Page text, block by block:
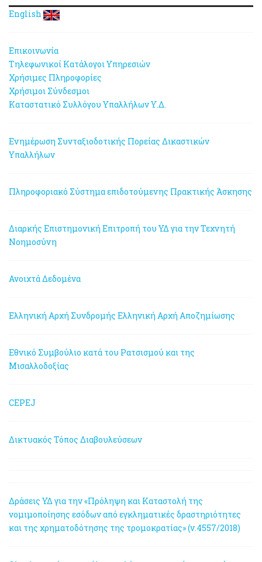
English
Επικοινωνία
Τηλεφωνικοί Κατάλογοι Υπηρεσιών
Χρήσιμες Πληροφορίες
Χρήσιμοι Σύνδεσμοι
Καταστατικό Συλλόγου Υπαλλήλων Υ.Δ.
Ενημέρωση Συνταξιοδοτικής Πορείας Δικαστικών
Υπαλλήλων
Πληροφοριακό Σύστημα επιδοτούμενης Πρακτικής Άσκησης
Διαρκής Επιστημονική Επιτροπή του ΥΔ για την Τεχνητή
Νοημοσύνη
Ανοιχτά Δεδομένα
Ελληνική Αρχή Συνδρομής Ελληνική Αρχή Αποζημίωσης
Εθνικό Συμβούλιο κατά του Ρατσισμού και της
Μισαλλοδοξίας
CEPEJ
Δικτυακός Τόπος Διαβουλεύσεων
Δράσεις ΥΔ για την «Πρόληψη και Καταστολή της
νομιμοποίησης εσόδων από εγκληματικές δραστηριότητες
και της χρηματοδότησης της τρομοκρατίας» (ν.4557/2018)